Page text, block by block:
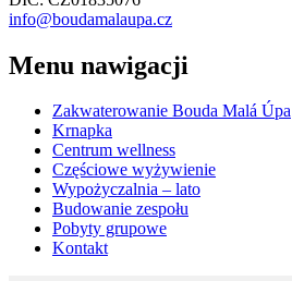
info@boudamalaupa.cz
Menu nawigacji
Zakwaterowanie Bouda Malá Úpa
Krnapka
Centrum wellness
Częściowe wyżywienie
Wypożyczalnia – lato
Budowanie zespołu
Pobyty grupowe
Kontakt